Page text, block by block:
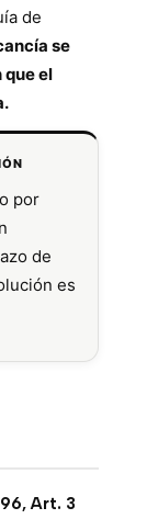
de
se
que el
por
de
es
Art. 3